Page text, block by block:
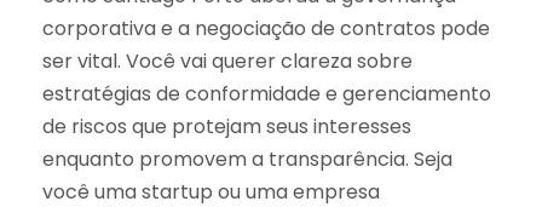
corporativa e a negociação de contratos pode
ser vital. Você vai querer clareza sobre
estratégias de conformidade e gerenciamento
de riscos que protejam seus interesses
enquanto promovem a transparência. Seja
você uma startup ou uma empresa